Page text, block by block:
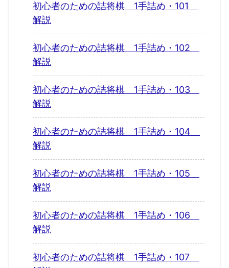
初心者のための詰将棋 1手詰め・101
解説
初心者のための詰将棋 1手詰め・102
解説
初心者のための詰将棋 1手詰め・103
解説
初心者のための詰将棋 1手詰め・104
解説
初心者のための詰将棋 1手詰め・105
解説
初心者のための詰将棋 1手詰め・106
解説
初心者のための詰将棋 1手詰め・107